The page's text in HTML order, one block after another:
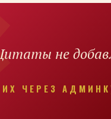
не
ЧЕРЕЗ